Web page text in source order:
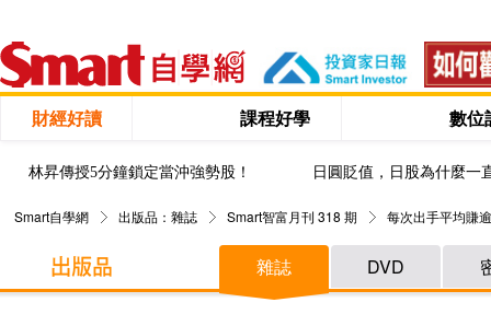
財經好讀 課程好學 數位
林昇傳授5分鐘鎖定當沖強勢股！ 日圓貶值，日股為什麼一
Smart自學網 出版品：雜誌 Smart智富月刊 318 期 每次出手平均賺
雜誌 DVD